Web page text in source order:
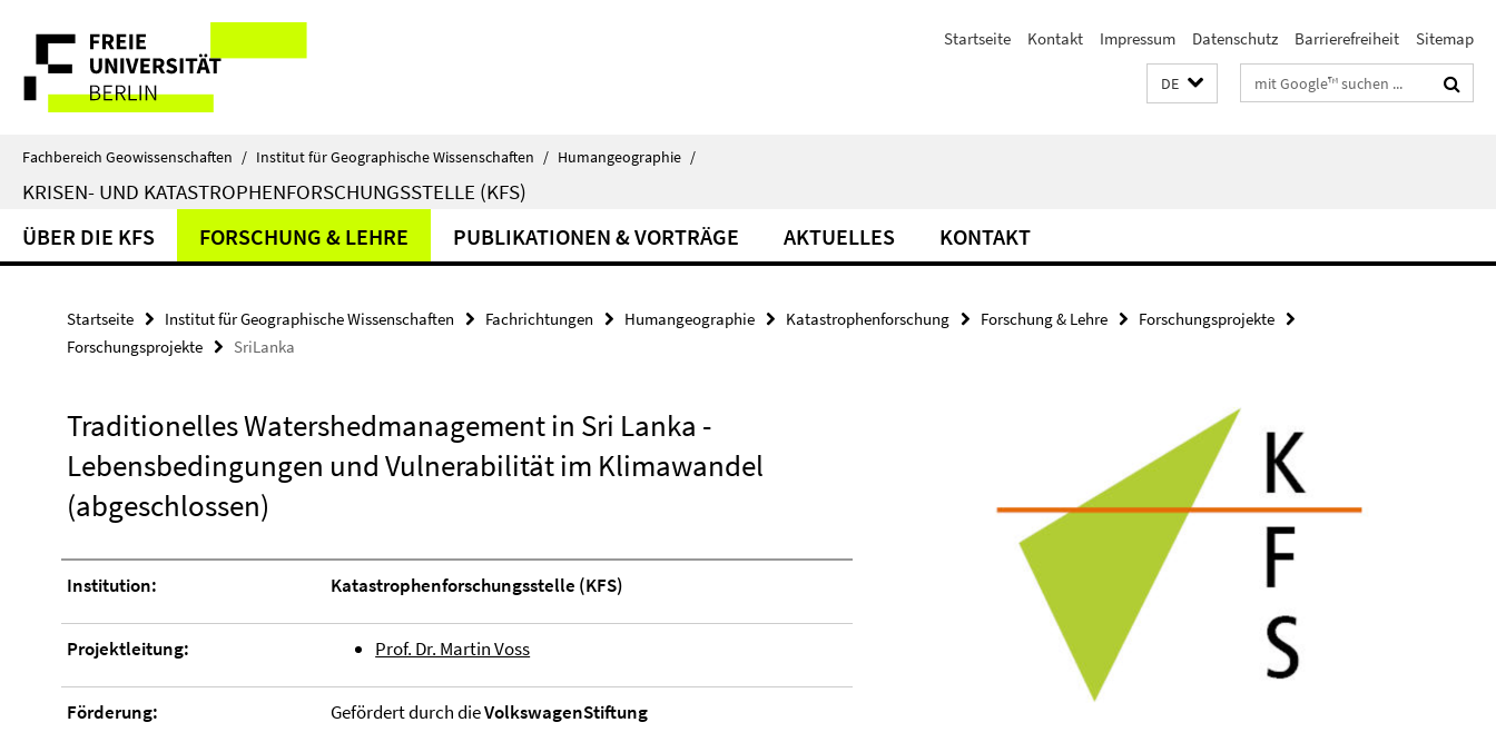
direkt
Inhalt
Service-
Navigation
Startseite Kontakt Impressum Datenschutz Barrierefreiheit Sitemap
DE Suchbegriffe
Fachbereich Geowissenschaften / Institut für Geographische Wissenschaften / Humangeographie /
KRISEN- UND KATASTROPHENFORSCHUNGSSTELLE (KFS)
ÜBER DIE KFS FORSCHUNG & LEHRE PUBLIKATIONEN & VORTRÄGE AKTUELLES KONTAKT
Startseite Institut für Geographische Wissenschaften Fachrichtungen Humangeographie Katastrophenforschung Forschung & Lehre
Forschungsprojekte
Forschungsprojekte
SriLanka
Traditionelles Watershedmanagement in Sri Lanka -
Lebensbedingungen und Vulnerabilität im Klimawandel
(abgeschlossen)
Institution: Katastrophenforschungsstelle (KFS)
Projektleitung: Prof. Dr. Martin Voss
Förderung: Gefördert durch dieVolkswagenStiftung